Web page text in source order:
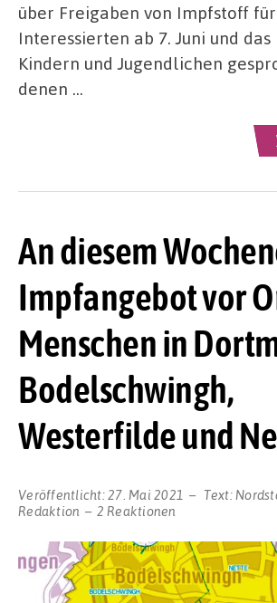
über Freigaben von Impfstoff
Interessierten ab 7. Juni und
Kindern und Jugendlichen
denen …
An diesem
Impfangebot vor
Menschen in
Bodelschwingh,
Westerfilde und
Veröffentlicht:27. Mai 2021 Text:
Redaktion
2 Reaktionen